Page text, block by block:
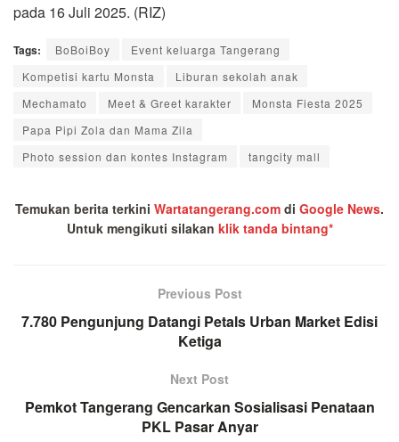
pada 16 Juli 2025. (RIZ)
Tags: BoBoiBoy
Event keluarga Tangerang
Kompetisi kartu Monsta
Liburan sekolah anak
Mechamato
Meet & Greet karakter
Monsta Fiesta 2025
Papa Pipi Zola dan Mama Zila
Photo session dan kontes Instagram
tangcity mall
Temukan berita terkini Wartatangerang.com di Google News.
Untuk mengikuti silakan klik tanda bintang*
Previous Post
7.780 Pengunjung Datangi Petals Urban Market Edisi
Ketiga
Next Post
Pemkot Tangerang Gencarkan Sosialisasi Penataan
PKL Pasar Anyar